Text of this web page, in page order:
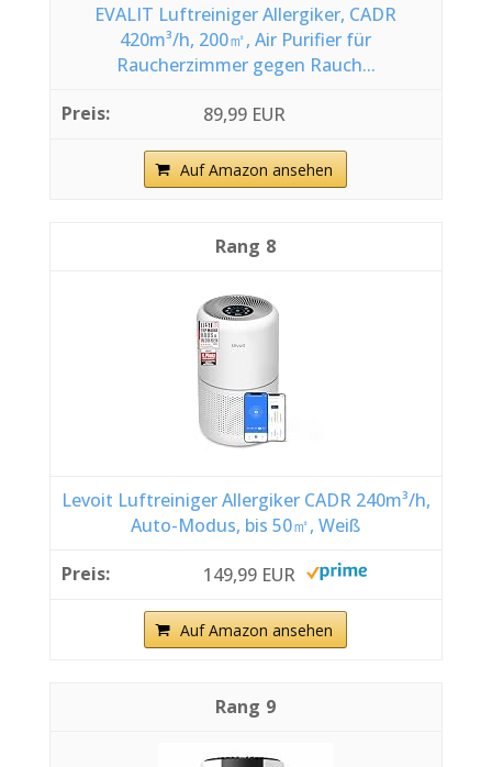
EVALIT Luftreiniger Allergiker, CADR
420m³/h, 200㎡, Air Purifier für
Raucherzimmer gegen Rauch...
89,99 EUR
Auf Amazon ansehen
8
Levoit Luftreiniger Allergiker CADR 240m³/h,
Auto-Modus, bis 50㎡, Weiß
149,99 EUR
Auf Amazon ansehen
9